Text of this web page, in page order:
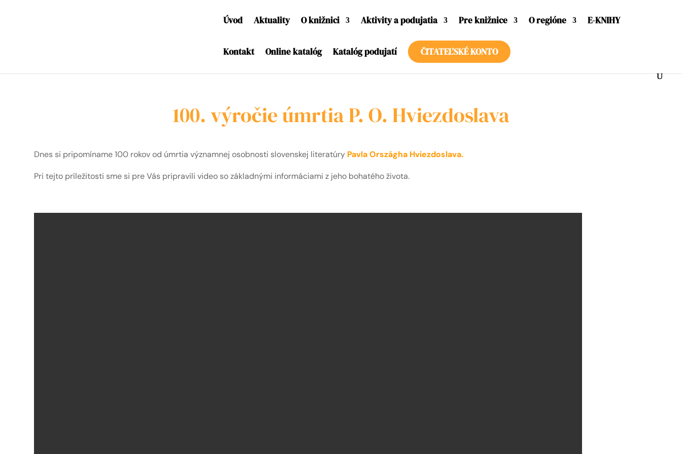
Úvod Aktuality O knižnici Aktivity a podujatia Pre knižnice O regióne E-KNIHY
Kontakt Online katalóg Katalóg podujatí ČITATEĽSKÉ KONTO
100. výročie úmrtia P. O. Hviezdoslava
Dnes si pripomíname 100 rokov od úmrtia významnej osobnosti slovenskej literatúry Pavla Országha Hviezdoslava.
Pri tejto príležitosti sme si pre Vás pripravili video so základnými informáciami z jeho bohatého života.